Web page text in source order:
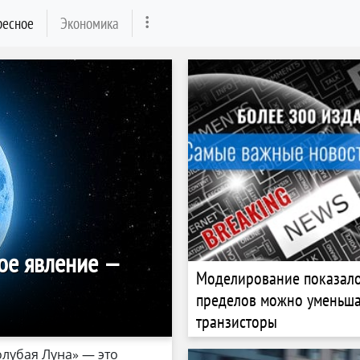
Экономика
явление —
Луна» — это
Моделирование
пределов можно
транзисторы